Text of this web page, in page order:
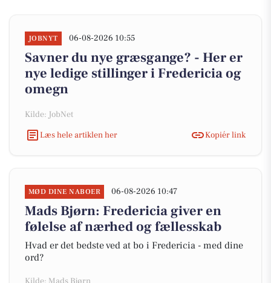
JOBNYT 06-08-2026 10:55
Savner du nye græsgange? - Her er
nye ledige stillinger i Fredericia og
omegn
Kilde: JobNet
Læs hele artiklen her
Kopiér link
MØD DINE NABOER 06-08-2026 10:47
Mads Bjørn: Fredericia giver en
følelse af nærhed og fællesskab
Hvad er det bedste ved at bo i Fredericia - med dine
ord?